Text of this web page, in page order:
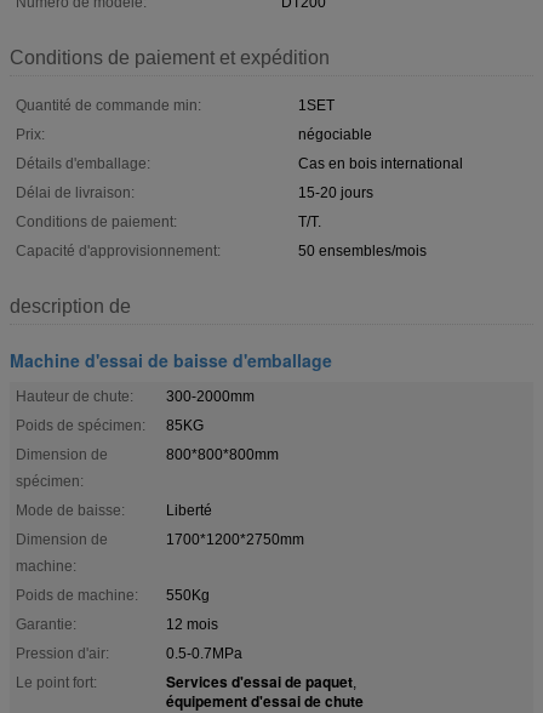
Conditions de paiement et expédition
Quantité de commande min:
1SET
Prix:
négociable
Détails d'emballage:
Cas en bois international
Délai de livraison:
15-20 jours
Conditions de paiement:
T/T.
Capacité d'approvisionnement:
50 ensembles/mois
description de
Machine d'essai de baisse d'emballage
Hauteur de chute:
300-2000mm
Poids de spécimen:
85KG
Dimension de
spécimen:
800*800*800mm
Mode de baisse:
Liberté
Dimension de
machine:
1700*1200*2750mm
Poids de machine:
550Kg
Garantie:
12 mois
Pression d'air:
0.5-0.7MPa
Le point fort:
Services d'essai de paquet,
équipement d'essai de chute